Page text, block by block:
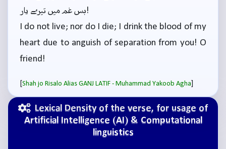
Lexical Density of the verse, for usage of
Artificial Intelligence (AI) & Computational
linguistics
بس غم میں تیرے یار!
I do not live; nor do I die; I drink the blood of my
heart due to anguish of separation from you! O
friend!
[Shah jo Risalo Alias GANJ LATIF - Muhammad Yakoob Agha